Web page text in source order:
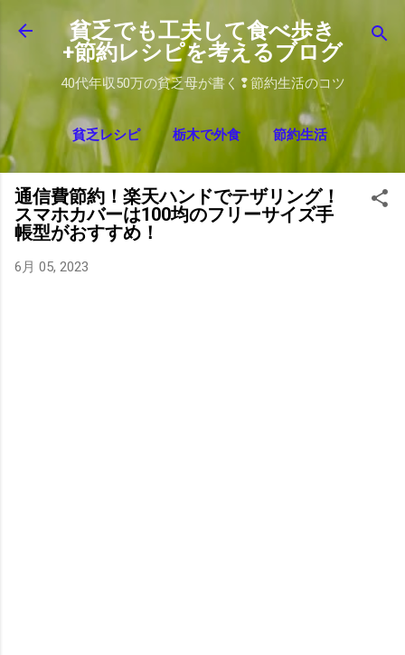
スキップしてメイン コンテンツに移動
貧乏でも工夫して食べ歩き
+節約レシピを考えるブログ
40代年収50万の貧乏母が書く❢節約生活のコツ
貧乏レシピ 栃木で外食 節約生活
通信費節約！楽天ハンドでテザリング！
スマホカバーは100均のフリーサイズ手
帳型がおすすめ！
6月 05, 2023